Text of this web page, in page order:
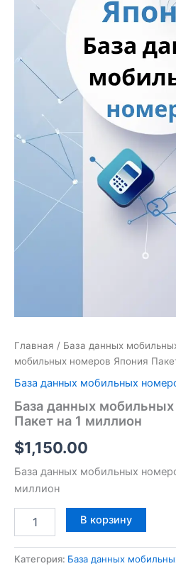
Главная / База данных
мобильных номеров Япония
База данных мобильных
База данных
Пакет на 1 миллион
$1,150.00
База данных мобильных
миллион
В корзину
Категория: База данных